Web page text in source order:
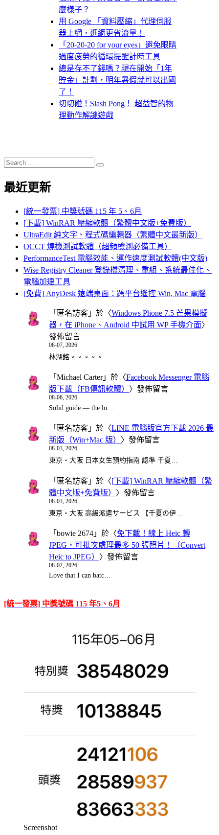
麼樣子？
用 Google 「資料壓縮」代理伺服
器上網，逛網更省流量！
「20-20-20 for your eyes」避免眼睛
過度疲勞的循環提醒計時工具
總是存不了錢嗎？現在開始「1年
貯金」計劃，明年暑假就可以出國
了！
切切碰！Slash Pong！ 超益智的物
理動作解謎遊戲
Search
for:
Search
最近更新
[統一發票] 中獎號碼 115 年 5、6月
[下載] WinRAR 壓縮軟體（繁體中文版+免費版）
UltraEdit 純文字、程式碼編輯器（繁體中文最新版）
OCCT 燒機測試軟體（超頻檢測必備工具）
PerformanceTest 電腦效能、運作速度測試軟體(中文版)
Wise Registry Cleaner 登錄檔清理、重組、系統最佳化、
電腦加速工具
[免費] AnyDesk 遠端桌面：跨平台遙控 Win, Mac 電腦
「 匿名訪客 」於〈Windows Phone 7.5 芒果模擬
器，在 iPhone、Android 中試用 WP 手機介面〉
發佈留言
08-07, 2026
林湖銘。。。。。
「 Michael Carter」於〈Facebook Messenger 電腦
版下載（FB傳訊軟體）
〉發佈留言
08-06, 2026
Solid guide — the lo…
「 匿名訪客 」於〈LINE 電腦版官方下載 2026 最
新版（Win+Mac 版） 〉發佈留言
08-03, 2026
東京・大阪 日本女生預約指南 認準 千夏…
「 匿名訪客 」於〈[下載] WinRAR 壓縮軟體（繁
體中文版+免費版） 〉發佈留言
08-03, 2026
東京・大阪 高級派遣サービス 【千夏の伊…
「 bowie 2674 」於〈免下載！線上 Heic 轉
JPEG，可批次處理最多 50 張照片！（Convert
Heic to JPEG） 〉發佈留言
08-02, 2026
Love that I can batc…
[統一發票] 中獎號碼 115 年5、6月
Screenshot